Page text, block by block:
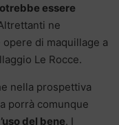
essere
ne
di maquillage a
Le Rocce.
nella prospettiva
porrà comunque
del bene. I